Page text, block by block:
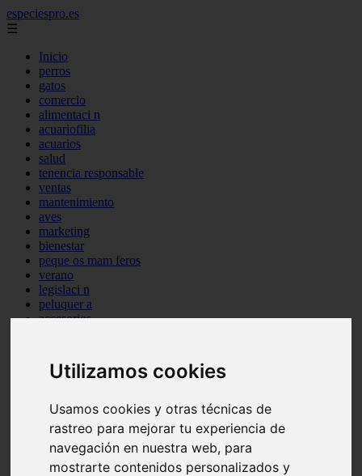
Utilizamos cookies
Usamos cookies y otras técnicas de
rastreo para mejorar tu experiencia de
navegación en nuestra web, para
mostrarte contenidos personalizados y
especiespro.es
☰
Inicio
perros
gatos
comercio
alimentaci n
acuariofilia
acuarios
salud
tenencia responsable
ventas
mantenimiento
aves
marketing
bienestar
peque os mam feros
verano
legislaci n
peluquer a
accesorios
consejos
comportamiento
reptiles
adopci n
ferias
higiene